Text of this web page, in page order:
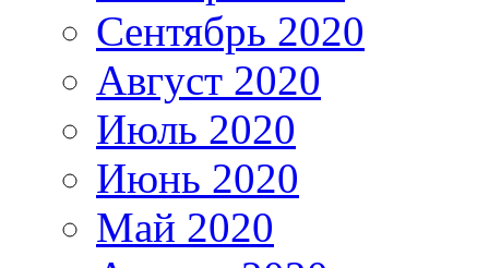
Сентябрь 2020
Август 2020
Июль 2020
Июнь 2020
Май 2020